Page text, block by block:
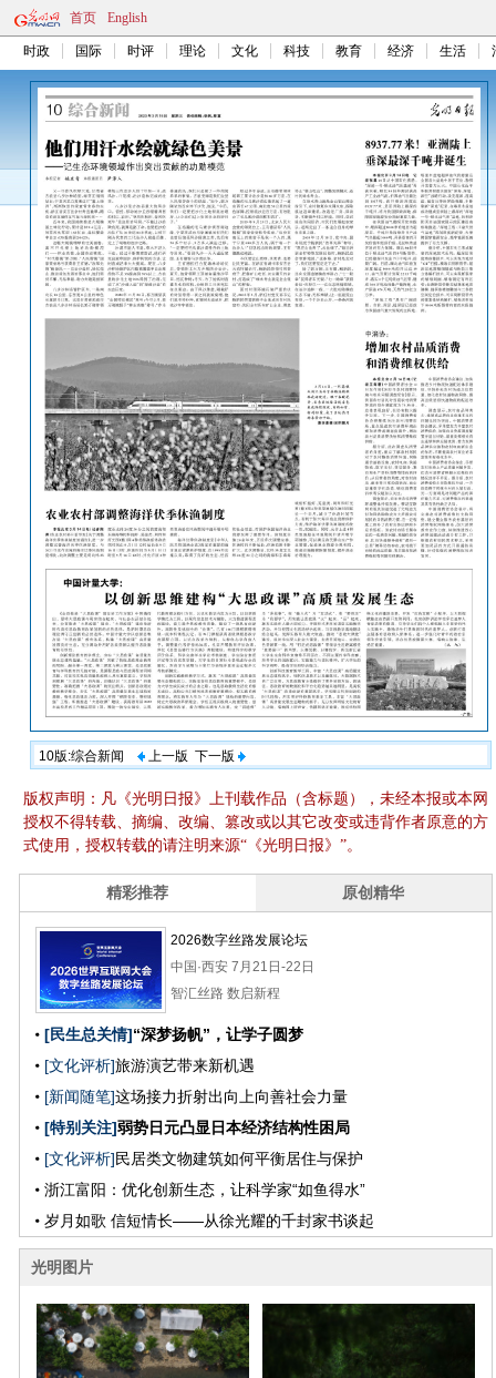
首页 English
时政 国际 时评 理论 文化 科技 教育 经济 生活
10版:综合新闻 上一版 下一版
版权声明：凡《光明日报》上刊载作品（含标题），未经本报或本网
授权不得转载、摘编、改编、篡改或以其它改变或违背作者原意的方
式使用，授权转载的请注明来源“《光明日报》”。